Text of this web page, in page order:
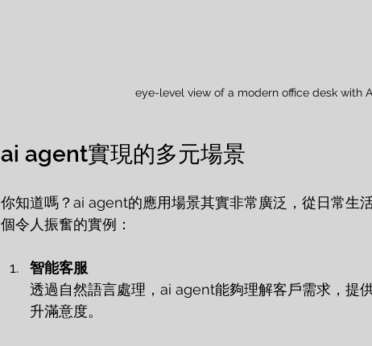
eye-level view of a modern office desk with
ai agent實現的多元場景
你知道嗎？ai agent的應用場景其實非常廣泛，從日常生
個令人振奮的實例：
智能客服
透過自然語言處理，ai agent能夠理解客戶需求，提
升滿意度。